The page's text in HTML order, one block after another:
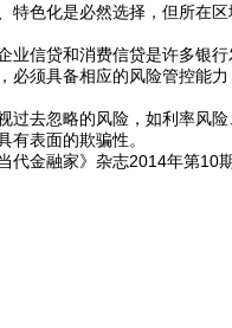
色化是必然选择，但所在
信贷和消费信贷是许多银
须具备相应的风险管控能
去忽略的风险，如利率风
有表面的欺骗性。
金融家》杂志2014年第10期